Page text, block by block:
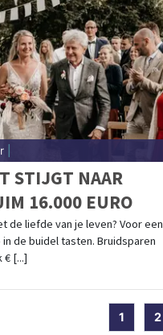
STIJGT NAAR
16.000 EURO
de liefde van je leven? Voor een
de buidel tasten. Bruidsparen
€ [...]
1 2